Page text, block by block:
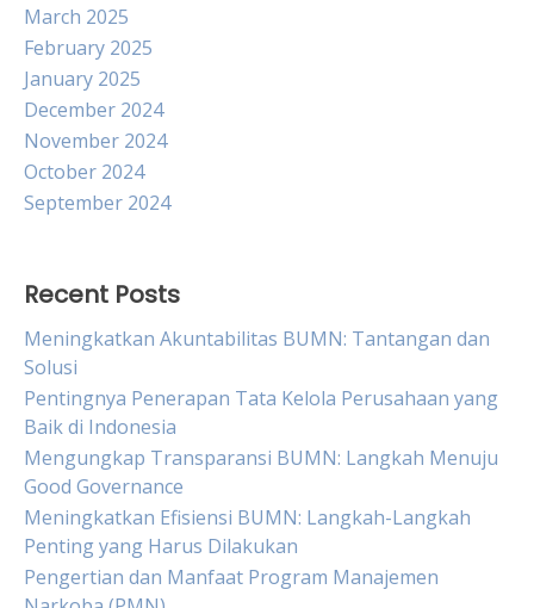
March 2025
February 2025
January 2025
December 2024
November 2024
October 2024
September 2024
Recent Posts
Meningkatkan Akuntabilitas BUMN: Tantangan dan
Solusi
Pentingnya Penerapan Tata Kelola Perusahaan yang
Baik di Indonesia
Mengungkap Transparansi BUMN: Langkah Menuju
Good Governance
Meningkatkan Efisiensi BUMN: Langkah-Langkah
Penting yang Harus Dilakukan
Pengertian dan Manfaat Program Manajemen